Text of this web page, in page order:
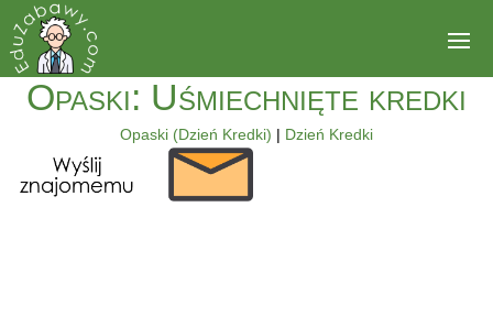
Opaski: Uśmiechnięte kredki
Opaski (Dzień Kredki) | Dzień Kredki